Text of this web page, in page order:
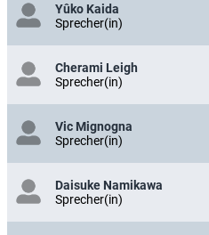
Yûko Kaida
Sprecher(in)
Cherami Leigh
Sprecher(in)
Vic Mignogna
Sprecher(in)
Daisuke Namikawa
Sprecher(in)